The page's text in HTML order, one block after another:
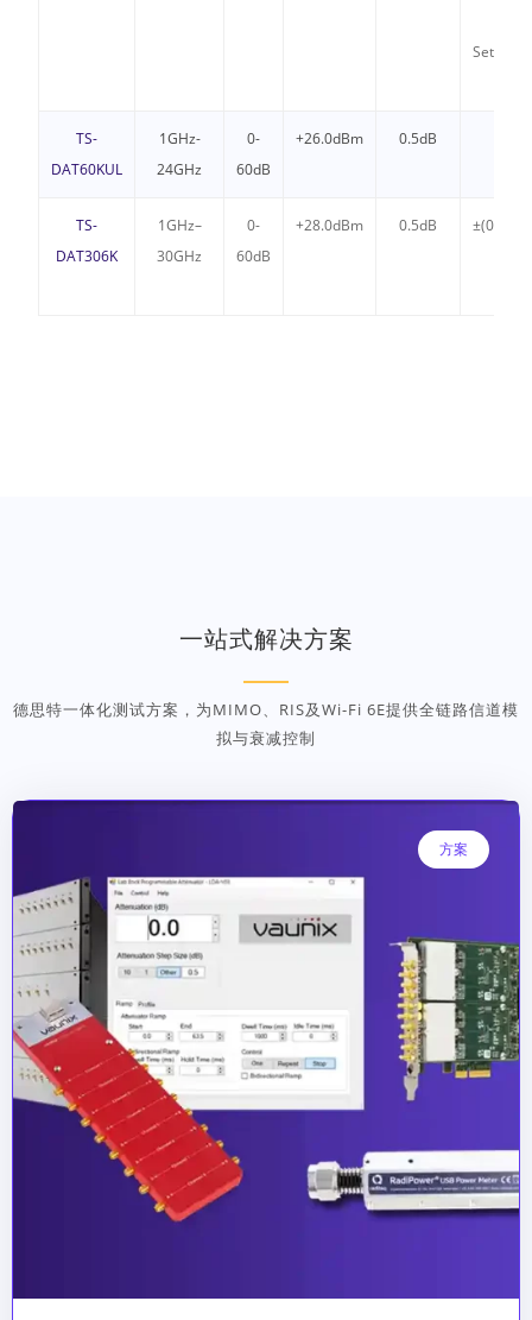
Setting)
TS-
DAT60KUL
1GHz-
24GHz
0-
60dB
+26.0dBm 0.5dB
TS-
DAT306K
1GHz–
30GHz
0-
60dB
+28.0dBm 0.5dB
一站式解决方案
德思特一体化测试方案，为MIMO、RIS及Wi-Fi 6E提供全链路信道模
拟与衰减控制
方案